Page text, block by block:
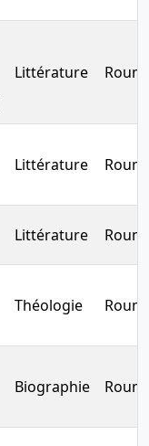
Littérature
Littérature
Littérature
Théologie
Biographie